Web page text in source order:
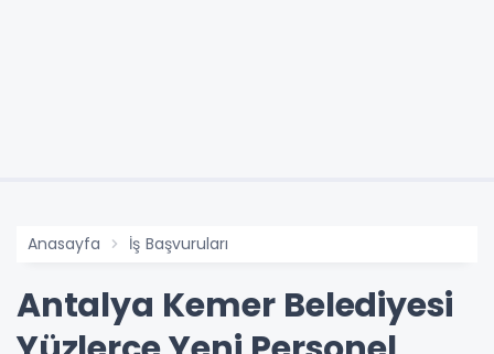
Anasayfa İş Başvuruları
Antalya Kemer Belediyesi